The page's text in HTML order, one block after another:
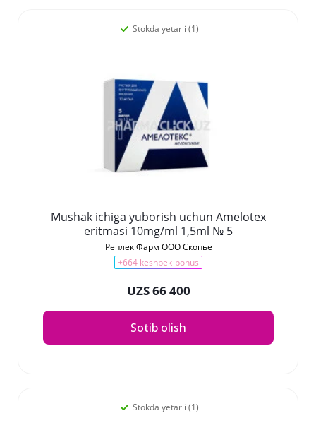
Stokda yetarli (1)
Mushak ichiga yuborish uchun Amelotex
eritmasi 10mg/ml 1,5ml № 5
Реплек Фарм ООО Скопье
+664 keshbek-bonus
UZS 66 400
Sotib olish
Stokda yetarli (1)